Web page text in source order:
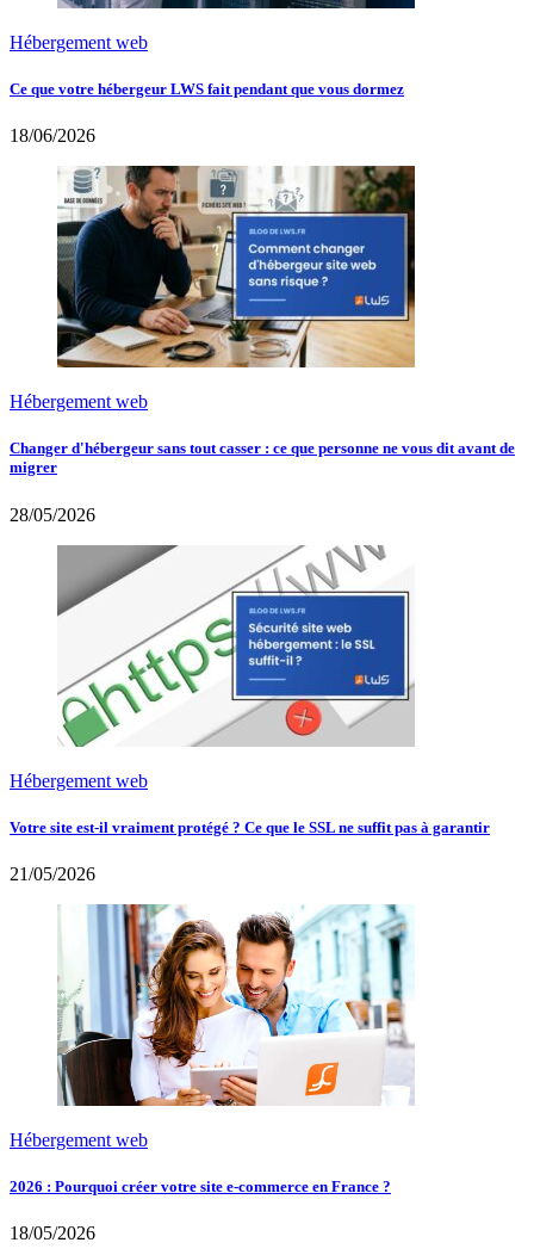
Hébergement web
Ce que votre hébergeur LWS fait pendant que vous dormez
18/06/2026
Hébergement web
Changer d'hébergeur sans tout casser : ce que personne ne vous dit avant de
migrer
28/05/2026
Hébergement web
Votre site est-il vraiment protégé ? Ce que le SSL ne suffit pas à garantir
21/05/2026
Hébergement web
2026 : Pourquoi créer votre site e-commerce en France ?
18/05/2026